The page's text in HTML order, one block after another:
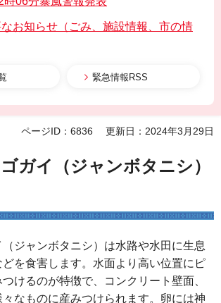
なお知らせ（ごみ、施設情報、市の情
緊急情報RSS
ページID：6836 更新日：2024年3月29日
ガイ（ジャンボタニシ）
ジャンボタニシ）は水路や水田に生息
どを食害します。水面より高い位置にピ
けるのが特徴で、コンクリート壁面、
なものに産みつけられます。卵には神